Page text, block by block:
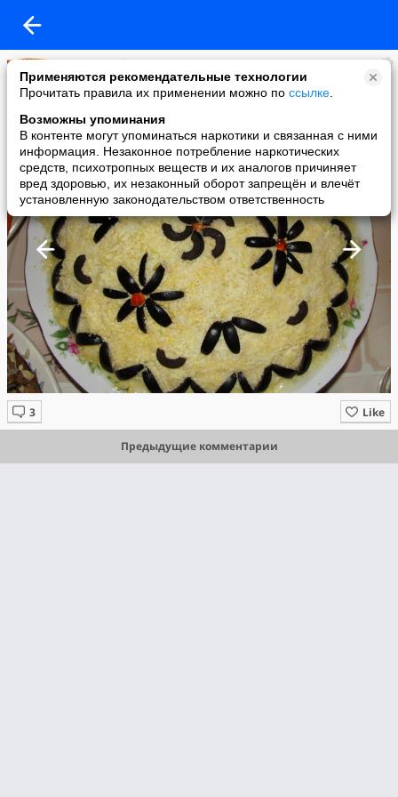
Применяются рекомендательные технологии
Прочитать правила их применении можно по ссылке
Возможны упоминания
В контенте могут упоминаться наркотики и связанная с ними
информация. Незаконное потребление наркотических
средств, психотропных веществ и их аналогов причиняет
вред здоровью, их незаконный оборот запрещён и влечёт
установленную законодательством ответственность
Пальчики оближешь
added a photo
26 Jul в 20:43
Like
Предыдущие комментарии